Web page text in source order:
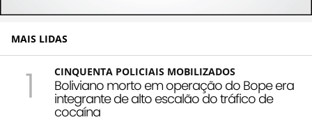
MAIS LIDAS
1 CINQUENTA POLICIAIS MOBILIZADOS
Boliviano morto em operação do Bope era
integrante de alto escalão do tráfico de
cocaína